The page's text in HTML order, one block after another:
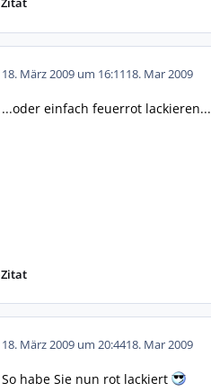
Zitat
18. März 2009 um 16:1118. Mar 2009
...oder einfach feuerrot lackieren...
Zitat
18. März 2009 um 20:4418. Mar 2009
So habe Sie nun rot lackiert